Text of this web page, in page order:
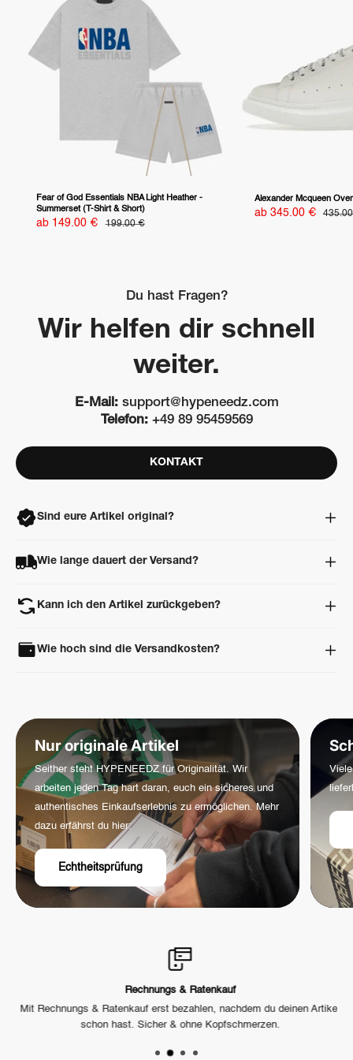
Fear of God Essentials NBA Light Heather -
Summerset (T-Shirt & Short)
Sonderpreis
ab 149.00 € Normalpreis
199.00 €
Alexander Mcqueen
Sonderpreis
ab 345.00 €
Du hast Fragen?
Wir helfen dir schnell
weiter.
E-Mail: support@hypeneedz.com
Telefon:+49 89 95459569
KONTAKT
Sind eure Artikel original?
Artikel wird vor dem Versand professionell geprüft und
Wie lange dauert der Versand?
versandbereit. Artikel aus unserem Partnernetzwerk benötigen
anschließend geprüft werden.
Kann ich den Artikel zurückgeben?
Erhalt retournieren. Der Artikel muss ungetragen und in
Wie hoch sind die Versandkosten?
sobald du deine Lieferadresse eingegeben hast.
Nur originale Artikel
Seither steht HYPENEEDZ für Originalität. Wir
arbeiten jeden Tag hart daran, euch ein sicheres und
authentisches Einkaufserlebnis zu ermöglichen. Mehr
dazu erfährst du hier:
Echtheitsprüfung
Rechnungs & Ratenkauf
Mit Rechnungs & Ratenkauf erst bezahlen, nachdem du deinen Artikel
schon hast. Sicher & ohne Kopfschmerzen.